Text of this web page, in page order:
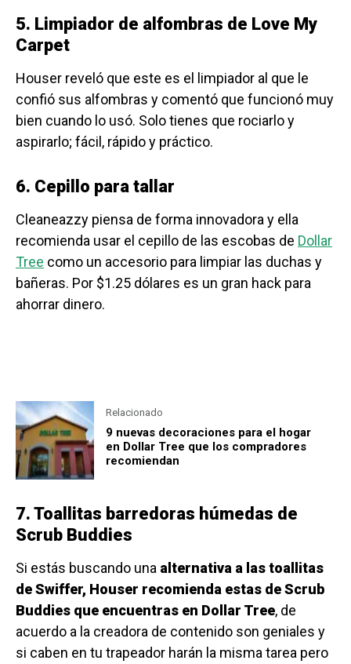
5. Limpiador de alfombras de Love My
Carpet
Houser reveló que este es el limpiador al que le
confió sus alfombras y comentó que funcionó muy
bien cuando lo usó. Solo tienes que rociarlo y
aspirarlo; fácil, rápido y práctico.
6. Cepillo para tallar
Cleaneazzy piensa de forma innovadora y ella
recomienda usar el cepillo de las escobas de Dollar
Tree como un accesorio para limpiar las duchas y
bañeras. Por $1.25 dólares es un gran hack para
ahorrar dinero.
Relacionado
9 nuevas decoraciones para el hogar
en Dollar Tree que los compradores
recomiendan
7. Toallitas barredoras húmedas de
Scrub Buddies
Si estás buscando una alternativa a las toallitas
de Swiffer, Houser recomienda estas de Scrub
Buddies que encuentras en Dollar Tree, de
acuerdo a la creadora de contenido son geniales y
si caben en tu trapeador harán la misma tarea pero